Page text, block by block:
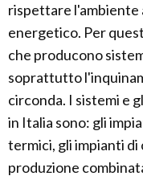
rispettare
energetico. Per
che producono
soprattutto
circonda. I sistemi e
in Italia sono: gli
termici, gli impianti di
produzione